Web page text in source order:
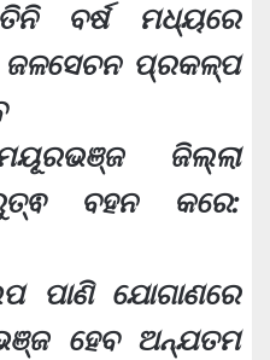
ବର୍ଷ ମଧ୍ୟରେ
ଜଳସେଚନ ପ୍ରକଳ୍ପ
ଜିଲ୍ଲା
ବହନ କରେ:
ପାଣି ଯୋଗାଣରେ
ହେବ ଅନ୍ଯତମ